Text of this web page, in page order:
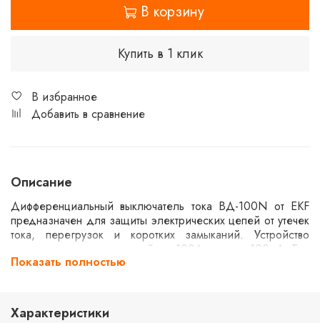
В корзину
Купить в 1 клик
В избранное
Добавить в сравнение
Описание
Дифференциальный выключатель тока ВД-100N от EKF
предназначен для защиты электрических цепей от утечек
тока, перегрузок и коротких замыканий. Устройство
рассчитано на номинальный ток 100А и утечку 100мА. Тип
AC обеспечивает защиту от переменного тока утечки.
Уровень отключающей способности составляет 6кА.
Показать полностью
Характеристики